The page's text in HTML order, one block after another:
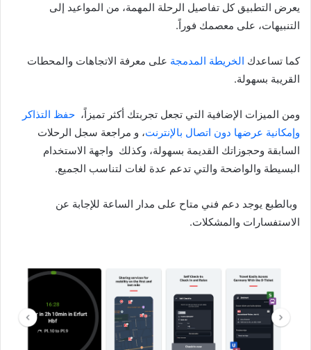
يعرض التطبيق كل تفاصيل الرحلة المهمة، من المواعيد إلى
التنبيهات، على معصمك فوراً.
كما تساعدك الخريطة المدمجة على معرفة الاتجاهات والمحطات
القريبة بسهولة.
ومن الميزات الإضافية التي تجعل تجربتك أكثر تميزاً، حفظ التذاكر
وإمكانية عرضها دون اتصال بالإنترنت، و مراجعة سجل الرحلات
السابقة وحجوزاتك القديمة بسهولة، وكذلك واجهة الاستخدام
البسيطة والواضحة والتي تدعم عدة لغات لتناسب الجميع.
وبالطبع يوجد دعم فني متاح على مدار الساعة للإجابة عن
الاستفسارات والمشكلات.